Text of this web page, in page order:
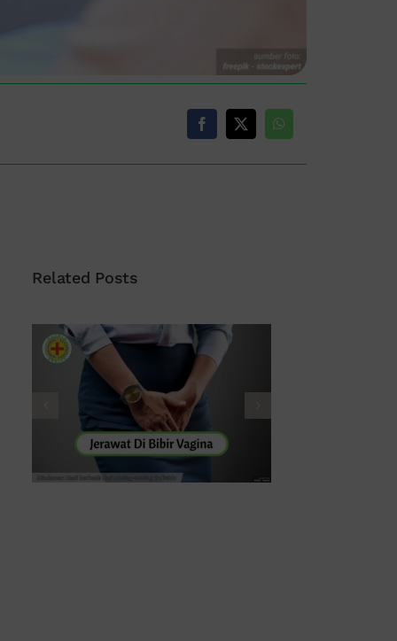
Related Posts